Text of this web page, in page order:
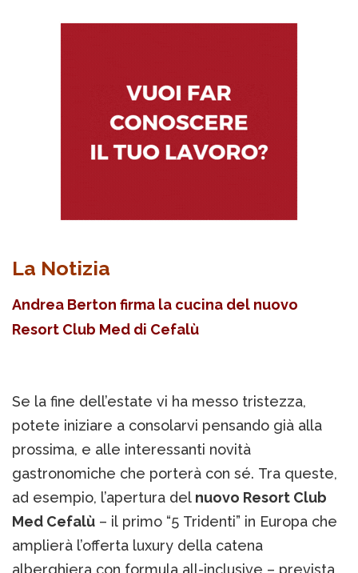
La Notizia
Andrea Berton firma la cucina del nuovo
Resort Club Med di Cefalù
Se la fine dell’estate vi ha messo tristezza,
potete iniziare a consolarvi pensando già alla
prossima, e alle interessanti novità
gastronomiche che porterà con sé. Tra queste,
ad esempio, l’apertura del nuovo Resort Club
Med Cefalù – il primo “5 Tridenti” in Europa che
amplierà l’offerta luxury della catena
alberghiera con formula all-inclusive – prevista